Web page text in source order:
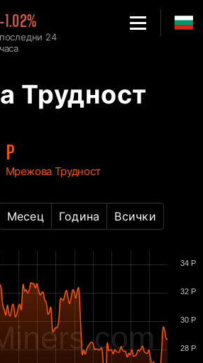
-1.02%
последни 24
часа
Трудност - 2Miners
Трудност
P
Мрежова Трудност
Месец Година Всички
28 P
30 P
32 P
34 P